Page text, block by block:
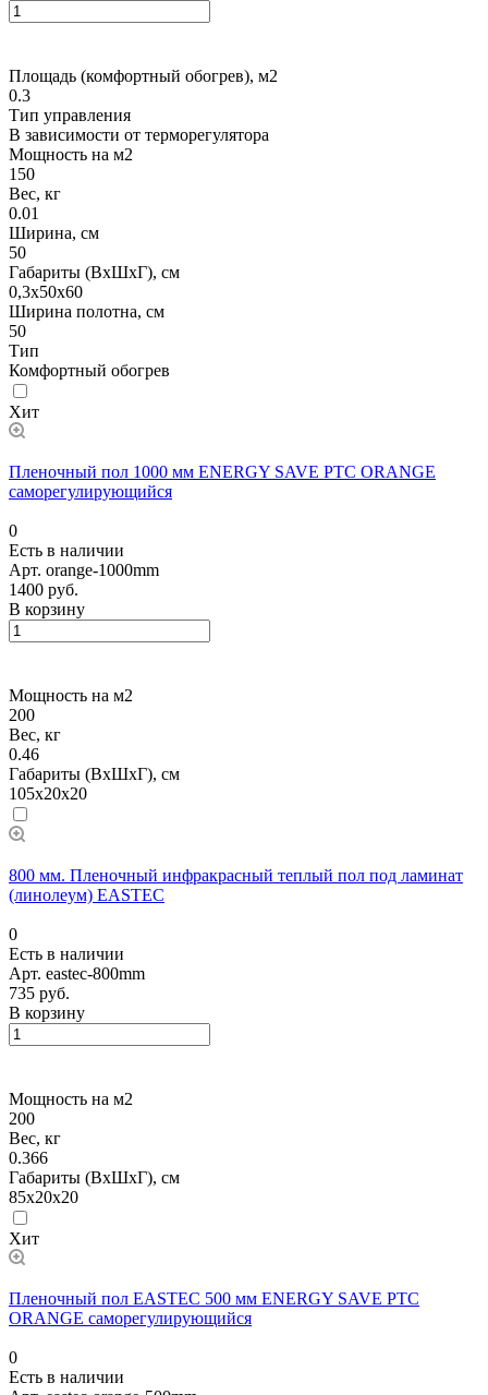
Площадь (комфортный обогрев), м2
0.3
Тип управления
В зависимости от терморегулятора
Мощность на м2
150
Вес, кг
0.01
Ширина, см
50
Габариты (ВхШхГ), см
0,3х50х60
Ширина полотна, см
50
Тип
Комфортный обогрев
Хит
Пленочный пол 1000 мм ENERGY SAVE PTC ORANGE
саморегулирующийся
0
Есть в наличии
Арт. orange-1000mm
1400 руб.
В корзину
Мощность на м2
200
Вес, кг
0.46
Габариты (ВхШхГ), см
105x20x20
800 мм. Пленочный инфракрасный теплый пол под ламинат
(линолеум) EASTEC
0
Есть в наличии
Арт. eastec-800mm
735 руб.
В корзину
Мощность на м2
200
Вес, кг
0.366
Габариты (ВхШхГ), см
85x20x20
Хит
Пленочный пол EASTEC 500 мм ENERGY SAVE PTC
ORANGE саморегулирующийся
0
Есть в наличии